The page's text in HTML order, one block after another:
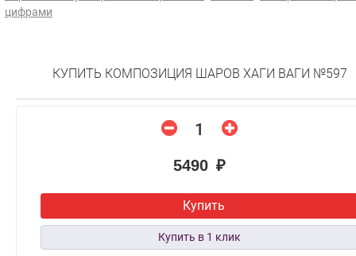
цифрами
КУПИТЬ КОМПОЗИЦИЯ ШАРОВ ХАГИ ВАГИ №597
5490 ₽
Купить